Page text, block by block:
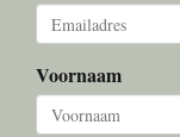
Voornaam